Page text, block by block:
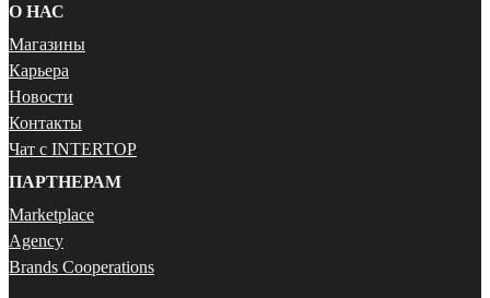
О НАС
Магазины
Карьера
Новости
Контакты
Чат с INTERTOP
ПАРТНЕРАМ
Marketplace
Agency
Brands Cooperations